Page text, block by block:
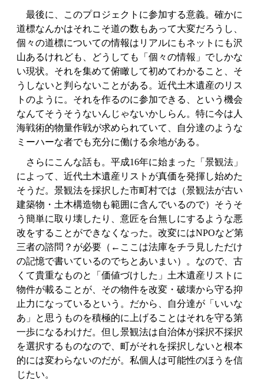
最後に、このプロジェクトに参加する意義。確かに
道標なんかはそれこそ道の数もあって大変だろうし、
個々の道標についての情報はリアルにもネットにも沢
山あるけれども、どうしても「個々の情報」でしかな
い現状。それを集めて俯瞰して初めてわかること、そ
うしないと判らないことがある。近代土木遺産のリス
トのように。それを作るのに参加できる、という機会
なんてそうそうないんじゃないかしらん。特に今は人
海戦術的物量作戦が求められていて、自分達のような
ミーハーな者でも充分に働ける余地がある。
さらにこんな話も。平成16年に始まった「景観法」
によって、近代土木遺産リストが真価を発揮し始めた
そうだ。景観法を採択した市町村では（景観法が古い
建築物・土木構造物も範囲に含んでいるので）そうそ
う簡単に取り壊したり、意匠を台無しにするような悪
改をすることができなくなった。改変にはNPOなど第
三者の諮問？が必要（←ここは法庫をチラ見しただけ
の記憶で書いているのでちとあいまい）。なので、古
くて貴重なものと「価値づけした」土木遺産リストに
物件が載ることが、その物件を改変・破壊から守る抑
止力になっているという。だから、自分達が「いいな
あ」と思うものを積極的に上げることはそれを守る第
一歩になるわけだ。但し景観法は自治体が採択不採択
を選択するものなので、町がそれを採択しないと根本
的には変わらないのだが。私個人は可能性のほうを信
じたい。